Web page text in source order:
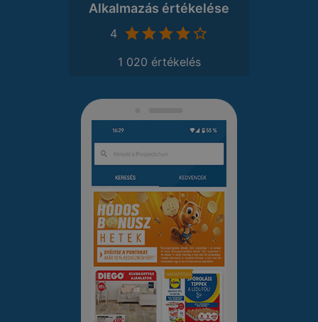
Alkalmazás értékelése
4
1 020 értékelés